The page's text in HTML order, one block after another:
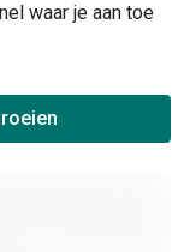
waar je aan toe